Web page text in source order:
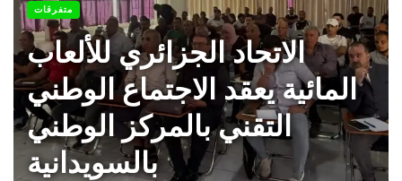
متفرقات
الاتحاد الجزائري للألعاب
المائية يعقد الاجتماع الوطني
التقني بالمركز الوطني
بالسويدانية